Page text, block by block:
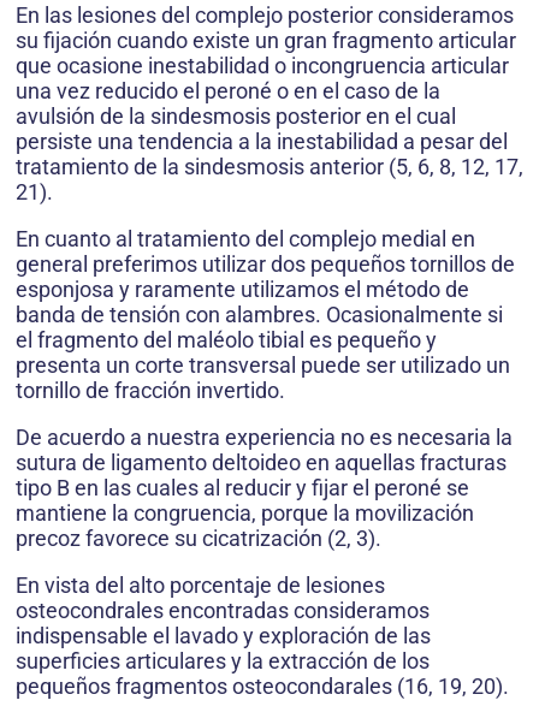
En las lesiones del complejo posterior consideramos
su fijación cuando existe un gran fragmento articular
que ocasione inestabilidad o incongruencia articular
una vez reducido el peroné o en el caso de la
avulsión de la sindesmosis posterior en el cual
persiste una tendencia a la inestabilidad a pesar del
tratamiento de la sindesmosis anterior (5, 6, 8, 12, 17,
21).
En cuanto al tratamiento del complejo medial en
general preferimos utilizar dos pequeños tornillos de
esponjosa y raramente utilizamos el método de
banda de tensión con alambres. Ocasionalmente si
el fragmento del maléolo tibial es pequeño y
presenta un corte transversal puede ser utilizado un
tornillo de fracción invertido.
De acuerdo a nuestra experiencia no es necesaria la
sutura de ligamento deltoideo en aquellas fracturas
tipo B en las cuales al reducir y fijar el peroné se
mantiene la congruencia, porque la movilización
precoz favorece su cicatrización (2, 3).
En vista del alto porcentaje de lesiones
osteocondrales encontradas consideramos
indispensable el lavado y exploración de las
superficies articulares y la extracción de los
pequeños fragmentos osteocondarales (16, 19, 20).